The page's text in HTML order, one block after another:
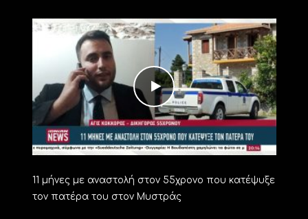
11 μήνες με αναστολή στον 55χρονο που κατέψυξε
τον πατέρα του στον Μυστράς